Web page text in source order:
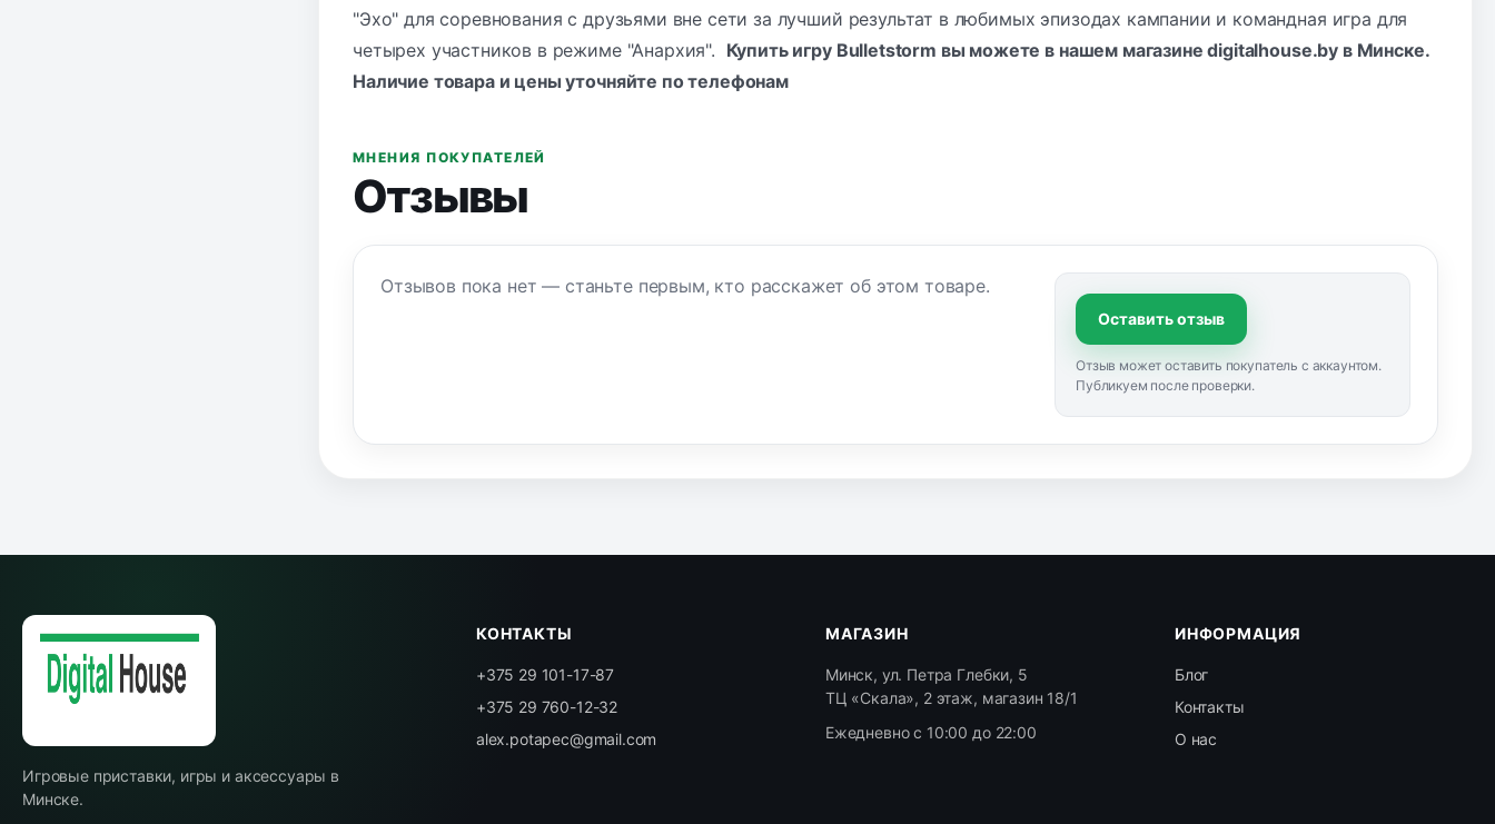
"Эхо" для соревнования с друзьями вне сети за лучший результат в любимых эпизодах кампании и командная игра для
четырех участников в режиме "Анархия". Купить игру Bulletstorm вы можете в нашем магазине digitalhouse.by в Минске.
Наличие товара и цены уточняйте потелефонам
МНЕНИЯ ПОКУПАТЕЛЕЙ
Отзывы
Отзывов пока нет — станьте первым, кто расскажет об этом товаре.
Оставить отзыв
Отзыв может оставить покупатель с аккаунтом.
Публикуем после проверки.
Игровые приставки, игры и аксессуары в
Минске.
КОНТАКТЫ
+375 29 101-17-87
+375 29 760-12-32
alex.potapec@gmail.com
МАГАЗИН
Минск, ул. Петра Глебки, 5
ТЦ «Скала», 2 этаж, магазин 18/1
Ежедневно с 10:00 до 22:00
ИНФОРМАЦИЯ
Блог
Контакты
О нас